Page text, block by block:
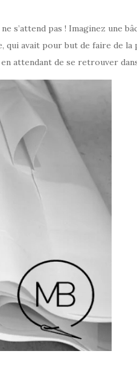
s’attend pas ! Imaginez une
qui avait pour but de faire de
attendant de se retrouver